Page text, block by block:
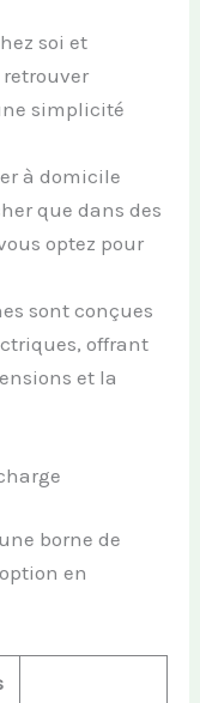
soi et
simplicité
à domicile
que dans des
optez pour
sont conçues
offrant
et la
borne de
en